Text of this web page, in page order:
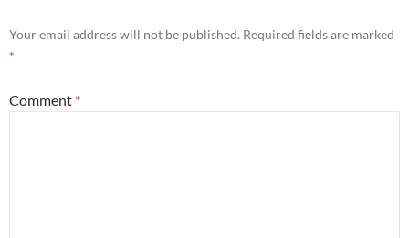
Your email address will not be published. Required fields are marked
*
Comment *